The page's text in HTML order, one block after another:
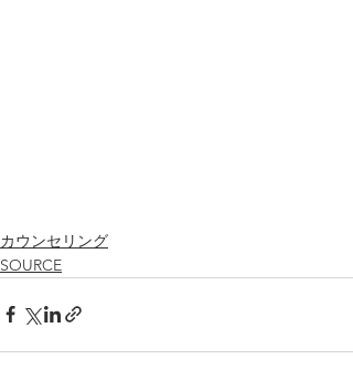
カウンセリング
SOURCE